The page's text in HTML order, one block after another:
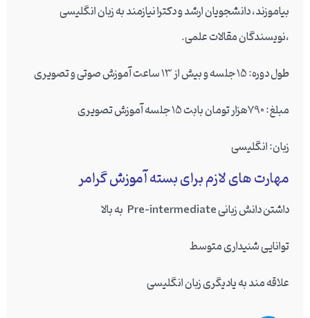
بیاموزند، دانشجویان ارشد و دکترا نیازمند به زبان انگلیسی
،نویسندگان مقالات علمی.
طول دوره: 15 جلسه و بیش از 13 ساعت آموزش صوتی و تصویری
مبلغ: 790هزار تومان بابت 15 جلسه آموزش تصویری
زبان: انگلیسی
مهارت های لازم برای بسته آموزش گرامر
داشتن دانش زبانی Pre-intermediate به بالا
توانایی شنیداری متوسط
علاقه مند به یادیگری زبان انگلیسی